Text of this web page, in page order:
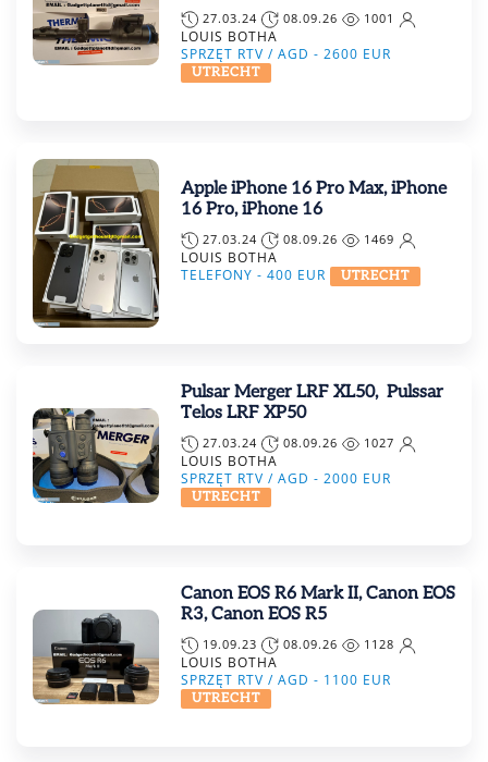
27.03.24 08.09.26 1001
LOUIS BOTHA
SPRZĘT RTV / AGD - 2600 EUR
UTRECHT
Apple iPhone 16 Pro Max, iPhone
16 Pro, iPhone 16
27.03.24 08.09.26 1469
LOUIS BOTHA
TELEFONY - 400 EUR UTRECHT
Pulsar Merger LRF XL50, Pulssar
Telos LRF XP50
27.03.24 08.09.26 1027
LOUIS BOTHA
SPRZĘT RTV / AGD - 2000 EUR
UTRECHT
Canon EOS R6 Mark II, Canon EOS
R3, Canon EOS R5
19.09.23 08.09.26 1128
LOUIS BOTHA
SPRZĘT RTV / AGD - 1100 EUR
UTRECHT